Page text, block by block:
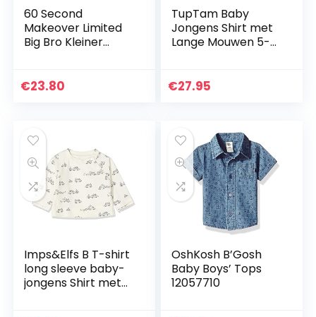
60 Second
Makeover Limited
Big Bro Kleiner
Frères Baby All
€23.80
TupTam Baby
Jongens Shirt met
Lange Mouwen 5-
€27.95
Imps&Elfs B T-shirt
long sleeve baby-
jongens Shirt met
OshKosh B’Gosh
Baby Boys’ Tops
12057710